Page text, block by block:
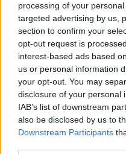
processing of your
targeted advertising by us,
section to confirm your
opt-out request is
interest-based ads based
us or personal information
your opt-out. You may
disclosure of your personal
IAB’s list of downstream
also be disclosed by us to
Downstream Participants
Seguici su Google Discover
Segui Libero
Scegli Libero